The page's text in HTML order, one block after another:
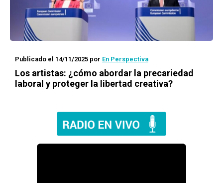
Publicado el 14/11/2025 por En Perspectiva
Los artistas: ¿cómo abordar la precariedad
laboral y proteger la libertad creativa?